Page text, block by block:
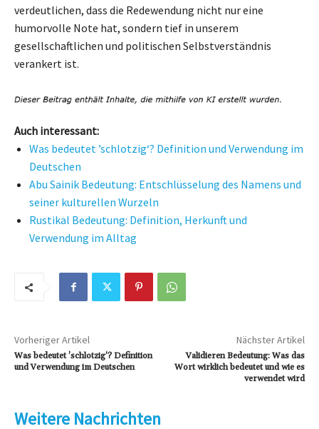
verdeutlichen, dass die Redewendung nicht nur eine
humorvolle Note hat, sondern tief in unserem
gesellschaftlichen und politischen Selbstverständnis
verankert ist.
Auch interessant:
Was bedeutet ’schlotzig‘? Definition und Verwendung im
Deutschen
Abu Sainik Bedeutung: Entschlüsselung des Namens und
seiner kulturellen Wurzeln
Rustikal Bedeutung: Definition, Herkunft und
Verwendung im Alltag
Vorheriger Artikel
Was bedeutet ’schlotzig‘? Definition
und Verwendung im Deutschen
Nächster Artikel
Validieren Bedeutung: Was das
Wort wirklich bedeutet und wie es
verwendet wird
Weitere Nachrichten